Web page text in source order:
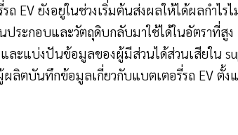
ถ EV ยังอยู่ในช่วงเริ่มต้นส่งผลให้ได้ผลกำ
ระกอบและวัตถุดิบกลับมาใช้ได้ในอัตราที่สูง
ะแบ่งปันข้อมูลของผู้มีส่วนได้ส่วนเสียใน
ลิตบันทึกข้อมูลเกี่ยวกับแบตเตอรี่รถ EV ตั้ง